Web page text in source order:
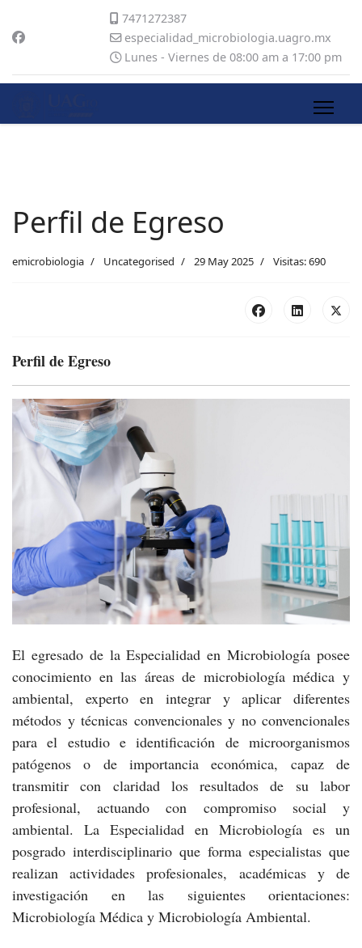
7471272387
especialidad_microbiologia.uagro.mx
Lunes - Viernes de 08:00 am a 17:00 pm
Perfil de Egreso
emicrobiologia Uncategorised 29 May 2025 Visitas: 690
Perfil de Egreso
El egresado de la Especialidad en Microbiología posee
conocimiento en las áreas de microbiología médica y
ambiental, experto en integrar y aplicar diferentes
métodos y técnicas convencionales y no convencionales
para el estudio e identificación de microorganismos
patógenos o de importancia económica, capaz de
transmitir con claridad los resultados de su labor
profesional, actuando con compromiso social y
ambiental. La Especialidad en Microbiología es un
posgrado interdisciplinario que forma especialistas que
realizan actividades profesionales, académicas y de
investigación en las siguientes orientaciones:
Microbiología Médica y Microbiología Ambiental.